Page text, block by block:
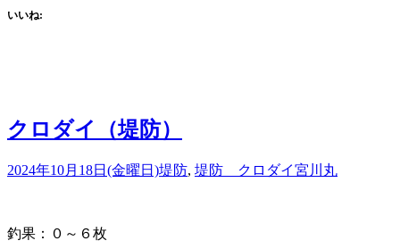
いいね:
クロダイ（堤防）
2024年10月18日(金曜日)堤防, 堤防 クロダイ宮川丸
釣果：０～６枚